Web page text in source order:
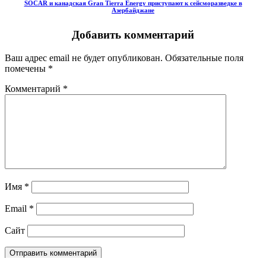
SOCAR и канадская Gran Tierra Energy приступают к сейсморазведке в
Азербайджане
Добавить комментарий
Ваш адрес email не будет опубликован. Обязательные поля
помечены *
Комментарий *
Имя *
Email *
Сайт